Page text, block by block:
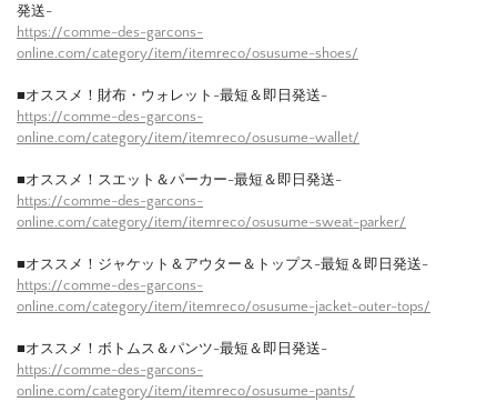
発送-
https://comme-des-garcons-
online.com/category/item/itemreco/osusume-shoes/
■オススメ！財布・ウォレット-最短＆即日発送-
https://comme-des-garcons-
online.com/category/item/itemreco/osusume-wallet/
■オススメ！スエット＆パーカー-最短＆即日発送-
https://comme-des-garcons-
online.com/category/item/itemreco/osusume-sweat-parker/
■オススメ！ジャケット＆アウター＆トップス-最短＆即日発送-
https://comme-des-garcons-
online.com/category/item/itemreco/osusume-jacket-outer-tops/
■オススメ！ボトムス＆パンツ-最短＆即日発送-
https://comme-des-garcons-
online.com/category/item/itemreco/osusume-pants/